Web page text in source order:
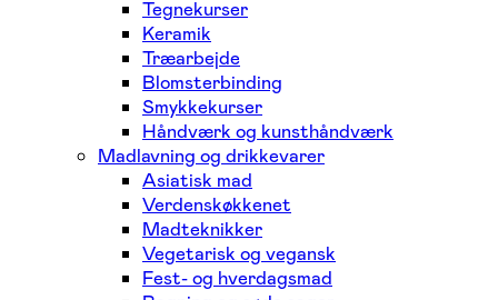
Tegnekurser
Keramik
Træarbejde
Blomsterbinding
Smykkekurser
Håndværk og kunsthåndværk
Madlavning og drikkevarer
Asiatisk mad
Verdenskøkkenet
Madteknikker
Vegetarisk og vegansk
Fest- og hverdagsmad